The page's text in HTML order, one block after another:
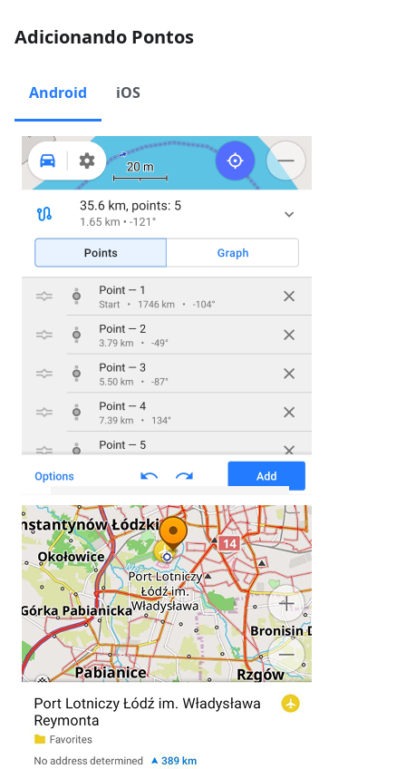
Adicionando Pontos
Android iOS